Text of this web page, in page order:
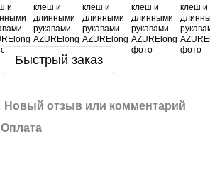
Быстрый заказ
Новый отзыв или комментарий
Оплата